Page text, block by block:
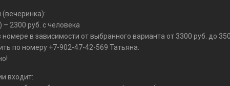
(вечеринка):
2300 руб. с человека
в зависимости от выбранного варианта от 3300 руб. до
по номеру +7-902-47-42-569 Татьяна.
входит: